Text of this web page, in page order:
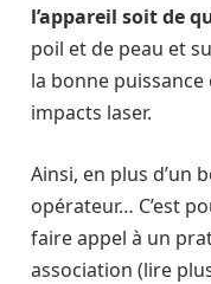
l’appareil soit de
poil et de peau et
la bonne
impacts laser.
Ainsi, en plus d’un
opérateur… C’est
faire appel à un
association (lire